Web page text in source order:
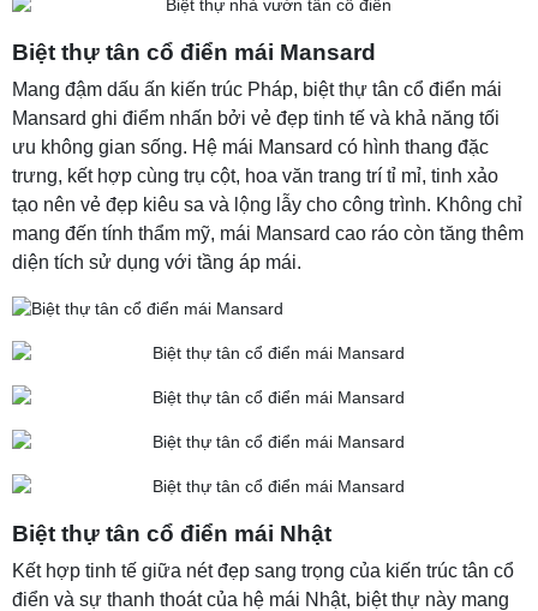
Biệt thự tân cổ điển mái Mansard
Mang đậm dấu ấn kiến trúc Pháp, biệt thự tân cổ điển mái
Mansard ghi điểm nhấn bởi vẻ đẹp tinh tế và khả năng tối
ưu không gian sống. Hệ mái Mansard có hình thang đặc
trưng, kết hợp cùng trụ cột, hoa văn trang trí tỉ mỉ, tinh xảo
tạo nên vẻ đẹp kiêu sa và lộng lẫy cho công trình. Không chỉ
mang đến tính thẩm mỹ, mái Mansard cao ráo còn tăng thêm
diện tích sử dụng với tầng áp mái.
Biệt thự tân cổ điển mái Nhật
Kết hợp tinh tế giữa nét đẹp sang trọng của kiến trúc tân cổ
điển và sự thanh thoát của hệ mái Nhật, biệt thự này mang